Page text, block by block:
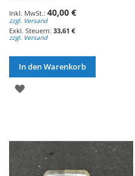
40,00 €
zzgl. Versand
33,61 €
zzgl. Versand
In den Warenkorb
ZUR